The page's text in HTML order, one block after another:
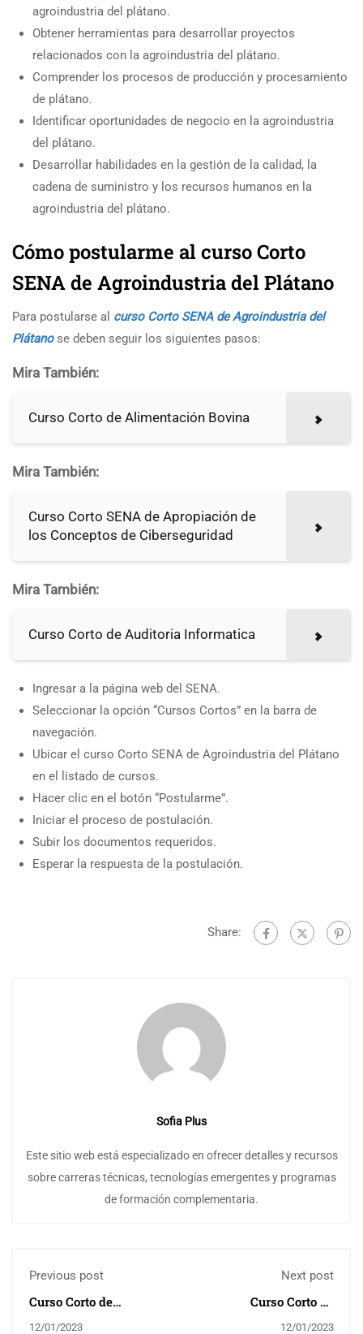
agroindustria del plátano.
Obtener herramientas para desarrollar proyectos
relacionados con la agroindustria del plátano.
Comprender los procesos de producción y procesamiento
de plátano.
Identificar oportunidades de negocio en la agroindustria
del plátano.
Desarrollar habilidades en la gestión de la calidad, la
cadena de suministro y los recursos humanos en la
agroindustria del plátano.
Cómo postularme al curso Corto
SENA de Agroindustria del Plátano
Para postularse al curso Corto SENA de Agroindustria del
Plátanose deben seguir los siguientes pasos:
Mira También:
Curso Corto de Alimentación Bovina
Mira También:
Curso Corto SENA de Apropiación de
los Conceptos de Ciberseguridad
Mira También:
Curso Corto de Auditoria Informatica
Ingresar a la página web del SENA.
Seleccionar la opción “Cursos Cortos” en la barra de
navegación.
Ubicar el curso Corto SENA de Agroindustria del Plátano
en el listado de cursos.
Hacer clic en el botón “Postularme”.
Iniciar el proceso de postulación.
Subir los documentos requeridos.
Esperar la respuesta de la postulación.
Share:
Sofia Plus
Este sitio web está especializado en ofrecer detalles y recursos
sobre carreras técnicas, tecnologías emergentes y programas
de formación complementaria.
Previous post
Curso Corto de
12/01/2023
Next post
Curso Corto de
12/01/2023